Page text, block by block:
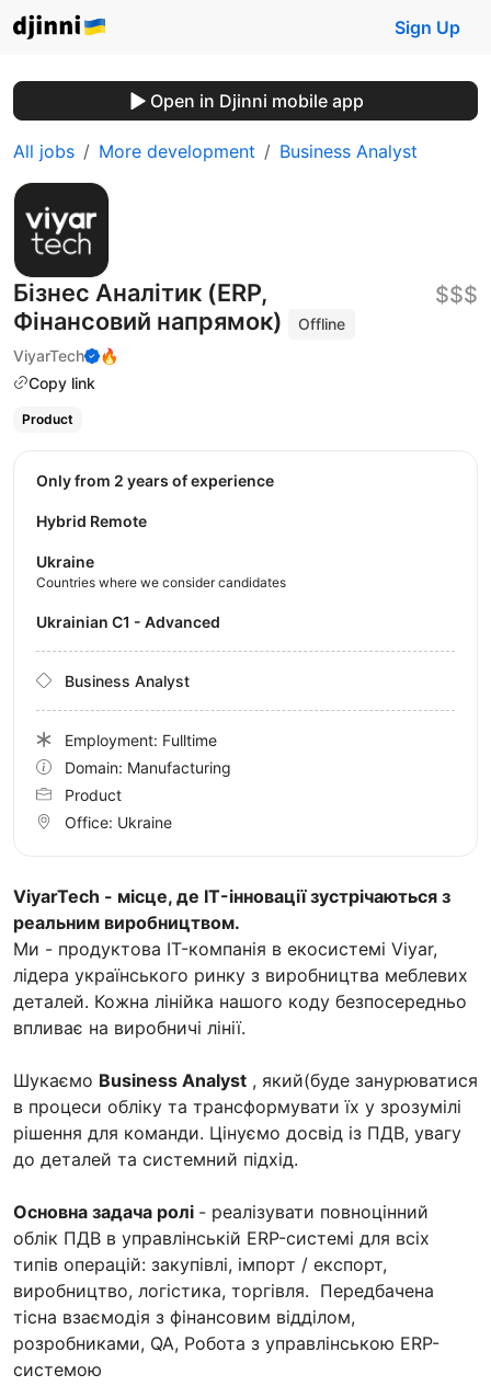
Sign Up
Open in Djinni mobile app
All jobs More development Business Analyst
Бізнес Аналітик (ERP,
Фінансовий напрямок)
Offline
ViyarTech
🔥
Copy link
$$$
Product
ViyarTech - місце, де IT-інновації зустрічаються з
реальним виробництвом.
Ми - продуктова IT-компанія в екосистемі Viyar,
лідера українського ринку з виробництва меблевих
деталей. Кожна лінійка нашого коду безпосередньо
впливає на виробничі лінії.
Шукаємо Business Analyst , який(буде занурюватися
в процеси обліку та трансформувати їх у зрозумілі
рішення для команди. Цінуємо досвід із ПДВ, увагу
до деталей та системний підхід.
Основна задача ролі - реалізувати повноцінний
облік ПДВ в управлінській ERP-системі для всіх
типів операцій: закупівлі, імпорт / експорт,
виробництво, логістика, торгівля. Передбачена
тісна взаємодія з фінансовим відділом,
розробниками, QA, Робота з управлінською ERP-
системою
Only from 2 years of experience
Hybrid Remote
Ukraine
Countries where we consider candidates
Ukrainian C1 - Advanced
Business Analyst
Employment: Fulltime
Domain: Manufacturing
Product
Office: Ukraine